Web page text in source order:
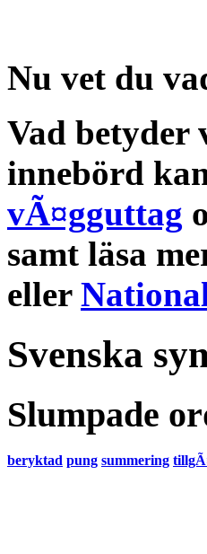
Nu vet du
Vad betyder
innebörd
vÃ¤gguttag
samt läsa
eller
Svenska
Slumpade
beryktad pung summering